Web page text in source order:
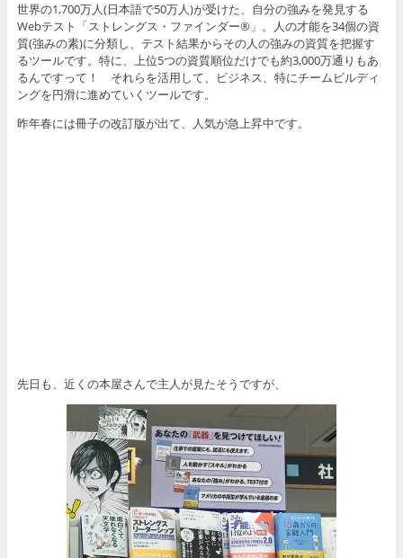
世界の1,700万人(日本語で50万人)が受けた、自分の強みを発見する
Webテスト 「ストレングス・ファインダー®」。人の才能を34個の資
質(強みの素)に分類し、テスト結果からその人の強みの資質を把握す
るツールです。特に、上位5つの資質順位だけでも約3,000万通りもあ
るんですって！ それらを活用して、ビジネス、特にチームビルディ
ングを円滑に進めていくツールです。
昨年春には冊子の改訂版が出て、人気が急上昇中です。
先日も、近くの本屋さんで主人が見たそうですが、